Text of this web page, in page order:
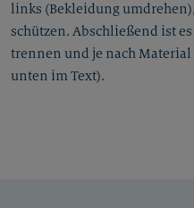
links (Bekleidung
schützen. Abschließend ist
trennen und je nach Material
unten im Text).